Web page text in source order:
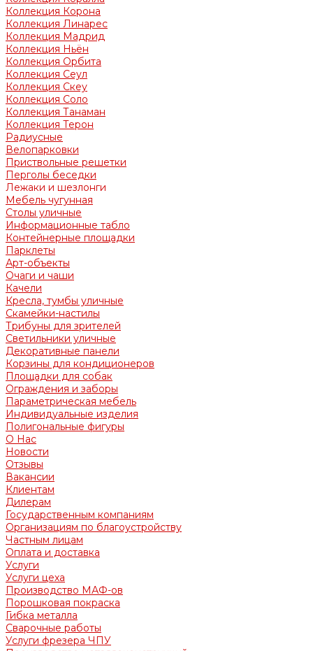
Коллекция Корона
Коллекция Линарес
Коллекция Мадрид
Коллекция Ньён
Коллекция Орбита
Коллекция Сеул
Коллекция Скеу
Коллекция Соло
Коллекция Танаман
Коллекция Терон
Радиусные
Велопарковки
Приствольные решетки
Перголы беседки
Лежаки и шезлонги
Мебель чугунная
Столы уличные
Информационные табло
Контейнерные площадки
Парклеты
Арт-объекты
Очаги и чаши
Качели
Кресла, тумбы уличные
Скамейки-настилы
Трибуны для зрителей
Светильники уличные
Декоративные панели
Корзины для кондиционеров
Площадки для собак
Ограждения и заборы
Параметрическая мебель
Индивидуальные изделия
Полигональные фигуры
О Нас
Новости
Отзывы
Вакансии
Клиентам
Дилерам
Государственным компаниям
Организациям по благоустройству
Частным лицам
Оплата и доставка
Услуги
Услуги цеха
Производство МАФ-ов
Порошковая покраска
Гибка металла
Сварочные работы
Услуги фрезера ЧПУ